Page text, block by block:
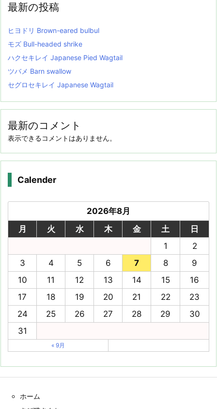
最新の投稿
ヒヨドリ Brown-eared bulbul
モズ Bull-headed shrike
ハクセキレイ Japanese Pied Wagtail
ツバメ Barn swallow
セグロセキレイ Japanese Wagtail
最新のコメント
表示できるコメントはありません。
Calender
2026年8月
月
火 水 木 金 土
日
1
2
3
4 5 6 7 8
9
10
11 12 13 14 15
16
17
18 19 20 21 22
23
24
25 26 27 28 29
30
31
« 9月
ホーム